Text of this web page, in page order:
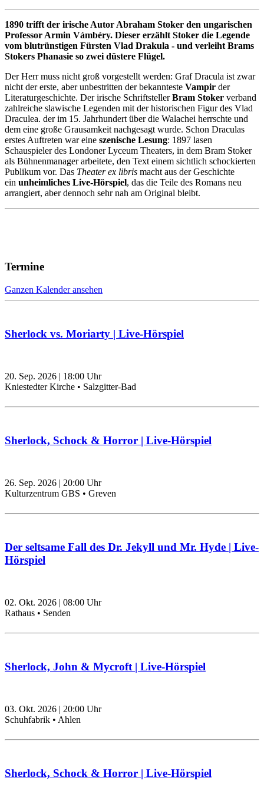
1890 trifft der irische Autor Abraham Stoker den ungarischen
Professor Armin Vámbéry. Dieser erzählt Stoker die Legende
vom blutrünstigen Fürsten Vlad Drakula - und verleiht Brams
Stokers Phanasie so zwei düstere Flügel.
Der Herr muss nicht groß vorgestellt werden: Graf Dracula ist zwar
nicht der erste, aber unbestritten der bekannteste Vampir der
Literaturgeschichte. Der irische SchriftstellerBram Stoker verband
zahlreiche slawische Legenden mit der historischen Figur des Vlad
Draculea. der im 15. Jahrhundert über die Walachei herrschte und
dem eine große Grausamkeit nachgesagt wurde. Schon Draculas
erstes Auftreten war eine szenische Lesung: 1897 lasen
Schauspieler des Londoner Lyceum Theaters, in dem Bram Stoker
als Bühnenmanager arbeitete, den Text einem sichtlich schockierten
Publikum vor. Das Theater ex libris macht aus der Geschichte
ein unheimliches Live-Hörspiel, das die Teile des Romans neu
arrangiert, aber dennoch sehr nah am Original bleibt.
Termine
Ganzen Kalender ansehen
Sherlock vs. Moriarty | Live-Hörspiel
20. Sep. 2026 | 18:00 Uhr
Kniestedter Kirche • Salzgitter-Bad
Sherlock, Schock & Horror | Live-Hörspiel
26. Sep. 2026 | 20:00 Uhr
Kulturzentrum GBS • Greven
Der seltsame Fall des Dr. Jekyll und Mr. Hyde | Live-
Hörspiel
02. Okt. 2026 | 08:00 Uhr
Rathaus • Senden
Sherlock, John & Mycroft | Live-Hörspiel
03. Okt. 2026 | 20:00 Uhr
Schuhfabrik • Ahlen
Sherlock, Schock & Horror | Live-Hörspiel